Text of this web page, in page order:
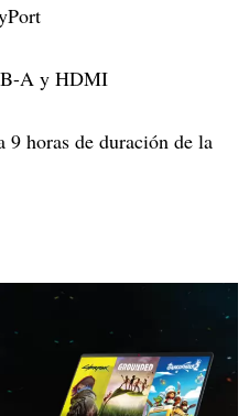
A y HDMI
9 horas de duración de la